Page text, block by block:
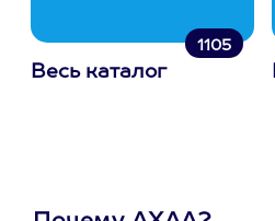
1105
Весь каталог